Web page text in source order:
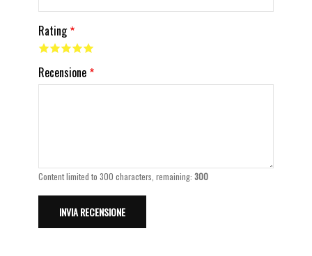
Rating
Recensione
Content limited to 300 characters, remaining:300